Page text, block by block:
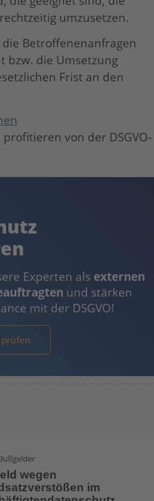
umzusetzen.
Betroffenenanfragen
die Umsetzung
Frist an den
von der DSGVO-
Experten als externen
und stärken
mit der DSGVO!
wegen
im